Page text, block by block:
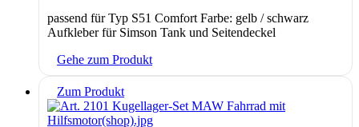
passend für Typ S51 Comfort Farbe: gelb / schwarz
Aufkleber für Simson Tank und Seitendeckel
Gehe zum Produkt
Zum Produkt